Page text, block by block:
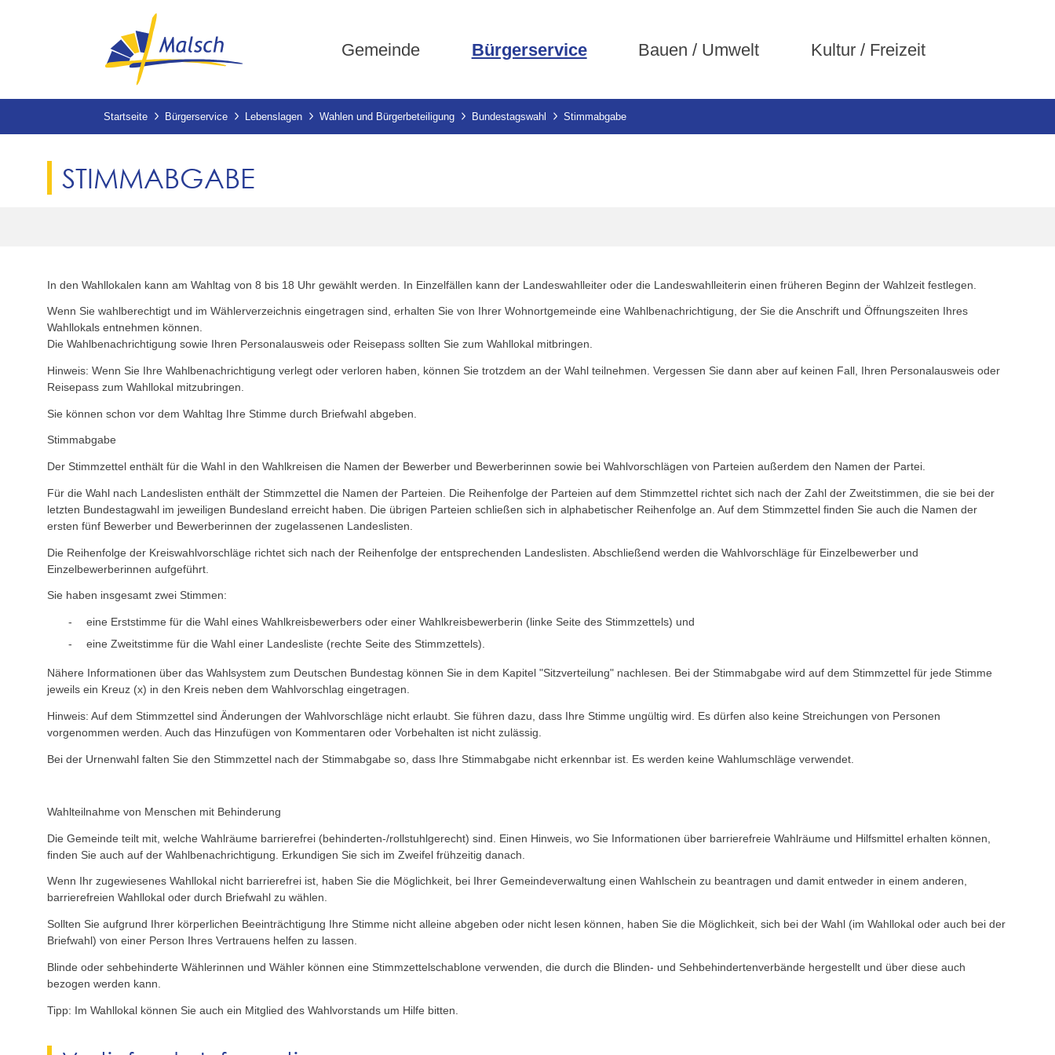
Gemeinde Bürgerservice Bauen / Umwelt Kultur / Freizeit
Startseite Bürgerservice Lebenslagen Wahlen und Bürgerbeteiligung Bundestagswahl Stimmabgabe
STIMMABGABE
In den Wahllokalen kann am Wahltag von 8 bis 18 Uhr gewählt werden. In Einzelfällen kann der Landeswahlleiter oder die Landeswahlleiterin einen früheren Beginn der Wahlzeit festlegen.
Wenn Sie wahlberechtigt und im Wählerverzeichnis eingetragen sind, erhalten Sie von Ihrer Wohnortgemeinde eine Wahlbenachrichtigung, der Sie die Anschrift und Öffnungszeiten Ihres
Wahllokals entnehmen können.
Die Wahlbenachrichtigung sowie Ihren Personalausweis oder Reisepass sollten Sie zum Wahllokal mitbringen.
Hinweis: Wenn Sie Ihre Wahlbenachrichtigung verlegt oder verloren haben, können Sie trotzdem an der Wahl teilnehmen. Vergessen Sie dann aber auf keinen Fall, Ihren Personalausweis oder
Reisepass zum Wahllokal mitzubringen.
Sie können schon vor dem Wahltag Ihre Stimme durch Briefwahl abgeben.
Stimmabgabe
Der Stimmzettel enthält für die Wahl in den Wahlkreisen die Namen der Bewerber und Bewerberinnen sowie bei Wahlvorschlägen von Parteien außerdem den Namen der Partei.
Für die Wahl nach Landeslisten enthält der Stimmzettel die Namen der Parteien. Die Reihenfolge der Parteien auf dem Stimmzettel richtet sich nach der Zahl der Zweitstimmen, die sie bei der
letzten Bundestagwahl im jeweiligen Bundesland erreicht haben. Die übrigen Parteien schließen sich in alphabetischer Reihenfolge an. Auf dem Stimmzettel finden Sie auch die Namen der
ersten fünf Bewerber und Bewerberinnen der zugelassenen Landeslisten.
Die Reihenfolge der Kreiswahlvorschläge richtet sich nach der Reihenfolge der entsprechenden Landeslisten. Abschließend werden die Wahlvorschläge für Einzelbewerber und
Einzelbewerberinnen aufgeführt.
Sie haben insgesamt zwei Stimmen:
eine Erststimme für die Wahl eines Wahlkreisbewerbers oder einer Wahlkreisbewerberin (linke Seite des Stimmzettels) und
eine Zweitstimme für die Wahl einer Landesliste (rechte Seite des Stimmzettels).
Nähere Informationen über das Wahlsystem zum Deutschen Bundestag können Sie in dem Kapitel "Sitzverteilung" nachlesen. Bei der Stimmabgabe wird auf dem Stimmzettel für jede Stimme
jeweils ein Kreuz (x) in den Kreis neben dem Wahlvorschlag eingetragen.
Hinweis: Auf dem Stimmzettel sind Änderungen der Wahlvorschläge nicht erlaubt. Sie führen dazu, dass Ihre Stimme ungültig wird. Es dürfen also keine Streichungen von Personen
vorgenommen werden. Auch das Hinzufügen von Kommentaren oder Vorbehalten ist nicht zulässig.
Bei der Urnenwahl falten Sie den Stimmzettel nach der Stimmabgabe so, dass Ihre Stimmabgabe nicht erkennbar ist. Es werden keine Wahlumschläge verwendet.
Wahlteilnahme von Menschen mit Behinderung
Die Gemeinde teilt mit, welche Wahlräume barrierefrei (behinderten-/rollstuhlgerecht) sind. Einen Hinweis, wo Sie Informationen über barrierefreie Wahlräume und Hilfsmittel erhalten können,
finden Sie auch auf der Wahlbenachrichtigung. Erkundigen Sie sich im Zweifel frühzeitig danach.
Wenn Ihr zugewiesenes Wahllokal nicht barrierefrei ist, haben Sie die Möglichkeit, bei Ihrer Gemeindeverwaltung einen Wahlschein zu beantragen und damit entweder in einem anderen,
barrierefreien Wahllokal oder durch Briefwahl zu wählen.
Sollten Sie aufgrund Ihrer körperlichen Beeinträchtigung Ihre Stimme nicht alleine abgeben oder nicht lesen können, haben Sie die Möglichkeit, sich bei der Wahl (im Wahllokal oder auch bei der
Briefwahl) von einer Person Ihres Vertrauens helfen zu lassen.
Blinde oder sehbehinderte Wählerinnen und Wähler können eine Stimmzettelschablone verwenden, die durch die Blinden- und Sehbehindertenverbände hergestellt und über diese auch
bezogen werden kann.
Tipp: Im Wahllokal können Sie auch ein Mitglied des Wahlvorstands um Hilfe bitten.